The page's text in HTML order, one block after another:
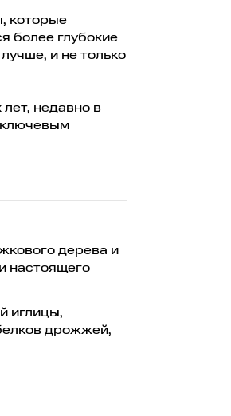
которые
более глубокие
и не только
недавно в
ключевым
дерева и
настоящего
иглицы,
дрожжей,